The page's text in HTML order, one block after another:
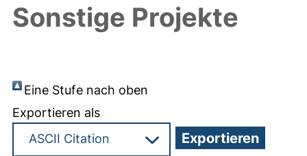
Sonstige Projekte
Eine Stufe nach oben
Exportieren als